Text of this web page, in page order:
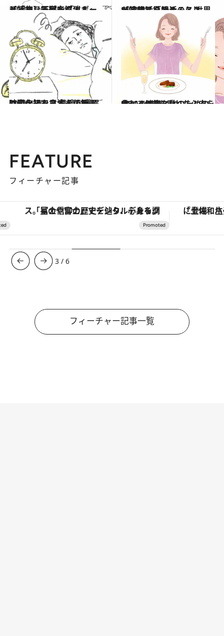
2021.4.24
【特集】不眠を「ツボ」と「スリーピング・ルーティン」で徹底解消！
ビューティ＆ヘルス 2021.3.31
【特集】「腸活のススメ」腸活を始めると 世界が違って見える、らしい。
ライフスタイル
2021.4.25
コロナ禍で日本人の睡眠は変化した？ 最適な睡眠時間を知る方法を伝授
ライフスタイル 2021.4.29
美しく健康な体のためのQ&A (4)歳を重ねたら肉を食べるべき？
ライフスタイル
FEATURE
フィーチャー記事
「星のや富士」でデジタルデトックス。冨士信仰の歴史を辿り、心身を調える。
3 /6
フィーチャー記事一覧